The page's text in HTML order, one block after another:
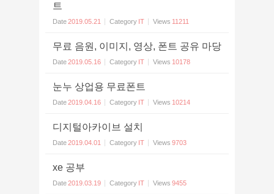
트
Date2019.05.21 Category IT Views 11211
무료 음원, 이미지, 영상, 폰트 공유 마당
Date2019.05.16 Category IT Views 10178
눈누 상업용 무료폰트
Date2019.04.16 Category IT Views 10214
디지털아카이브 설치
Date2019.04.01 Category IT Views 9703
xe 공부
Date2019.03.19 Category IT Views 9455